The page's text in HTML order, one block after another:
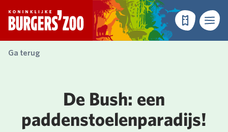
- Homepagina
TicketsMenu
Ga terug
De Bush: een
paddenstoelenparadijs!